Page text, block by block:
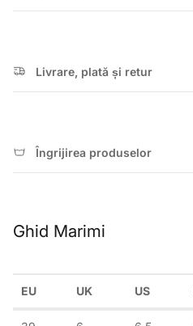
Livrare, plată și retur
Îngrijirea produselor
Ghid Marimi
EU UK US